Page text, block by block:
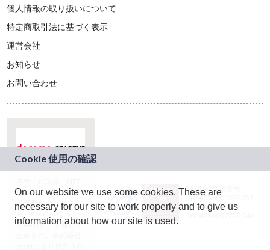
個人情報の取り扱いについて
特定商取引法に基づく表示
運営会社
お知らせ
お問い合わせ
ドコモグループの新
規事業創出プログラ
ム「docomo
STARTUP」を通じて
JASRAC許諾番号：
9024936001Y45037
JASRAC許諾番号：
On our website we use some cookies. These are
necessary for our site to work properly and to give us
information about how our site is used.